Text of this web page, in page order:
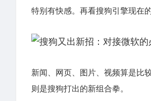
特别有快感。再看搜狗引擎现在
新闻、网页、图片、视频算是比
则是搜狗打出的新组合拳。